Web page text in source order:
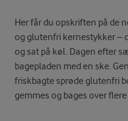
Her får du opskriften på de
og glutenfri kernestykker –
og sat på køl. Dagen efter
bagepladen med en ske.
friskbagte sprøde glutenfri
gemmes og bages over flere